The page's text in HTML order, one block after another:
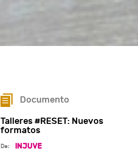
Documento
Talleres #RESET: Nuevos
formatos
De: INJUVE